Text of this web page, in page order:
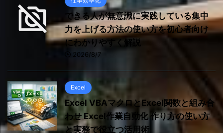
できる人が無意識に実践している集中
力を上げる方法の使い方を初心者向け
にわかりやすく解説
2026/8/7
Excel
Excel VBAマクロとExcel関数と組み合
わせ Excel作業自動化 作り方の使い方
と実務で役立つ活用術